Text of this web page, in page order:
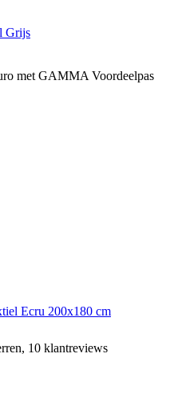
Grijs
met GAMMA Voordeelpas
Ecru 200x180 cm
10 klantreviews